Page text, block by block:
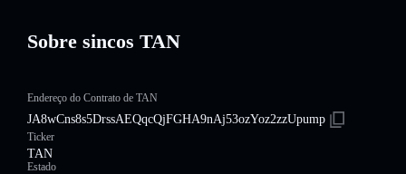
Sobre sincos TAN
Endereço do Contrato de TAN
JA8wCns8s5DrssAEQqcQjFGHA9nAj53ozYoz2zzUpump
Ticker
TAN
Estado